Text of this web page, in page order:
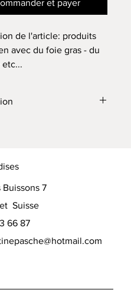
et payer
de l'article: produits
avec du foie gras - du
etc...
7
Suisse
66 87